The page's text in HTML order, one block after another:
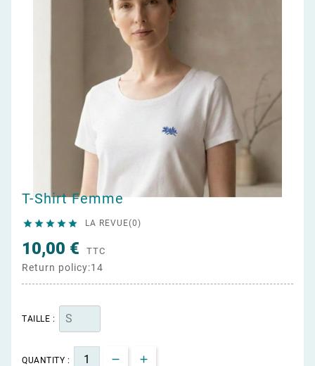
T-Shirt Femme
     LA REVUE(0)
10,00 € TTC
Return policy:14
TAILLE :
QUANTITY :